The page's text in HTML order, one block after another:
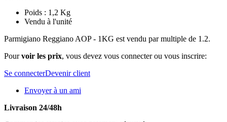
Poids : 1,2 Kg
Vendu à l'unité
Parmigiano Reggiano AOP - 1KG est vendu par multiple de 1.2.
Pourvoir les prix, vous devez vous connecter ou vous inscrire:
Se connecterDevenir client
Envoyer à un ami
Livraison 24/48h